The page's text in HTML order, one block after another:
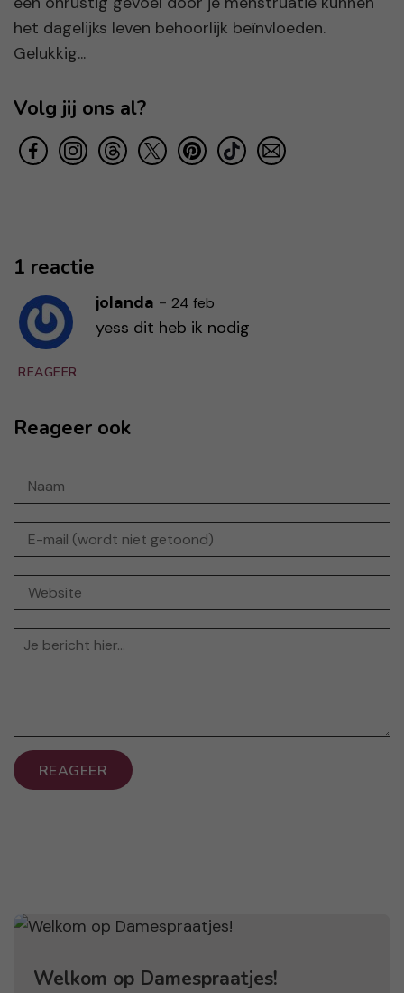
het dagelijks leven behoorlijk beïnvloeden.
Gelukkig...
Volg jij ons al?
1 reactie
REAGEER
jolanda - 24 feb
yess dit heb ik nodig
Reageer ook
REAGEER
Welkom op Damespraatjes!